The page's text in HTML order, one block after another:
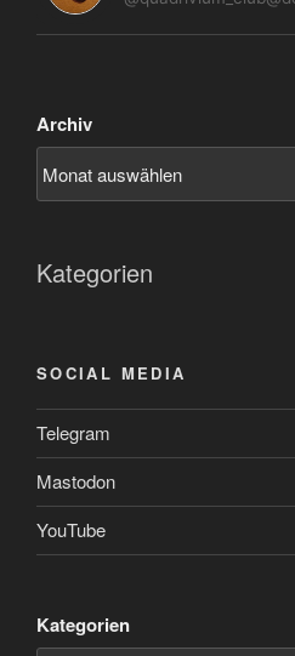
Archiv
Kategorien
SOCIAL MEDIA
Telegram
Mastodon
YouTube
Kategorien